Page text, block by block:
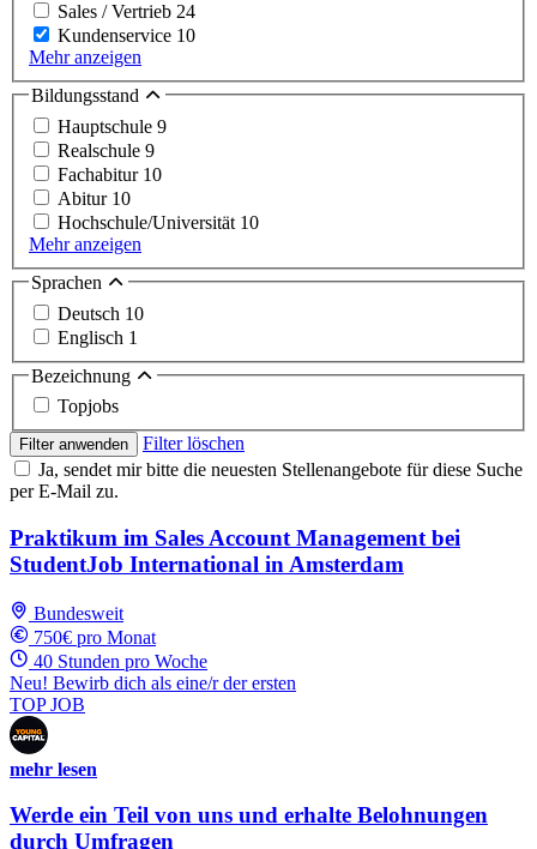
Sales / Vertrieb 24
Kundenservice 10
Mehr anzeigen
Bildungsstand
Hauptschule 9
Realschule 9
Fachabitur 10
Abitur 10
Hochschule/Universität 10
Mehr anzeigen
Sprachen
Deutsch 10
Englisch 1
Bezeichnung
Topjobs
Filter anwenden
Filter löschen
Ja, sendet mir bitte die neuesten Stellenangebote für diese Suche
per E-Mail zu.
Praktikum im Sales Account Management bei
StudentJob International in Amsterdam
Bundesweit
750€ pro Monat
40 Stunden pro Woche
Neu! Bewirb dich als eine/r der ersten
TOP JOB
mehr lesen
Werde ein Teil von uns und erhalte Belohnungen
durch Umfragen